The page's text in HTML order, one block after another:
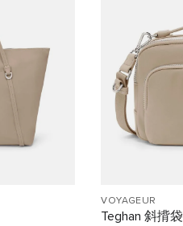
VOYAGEUR
Teghan 斜揹袋